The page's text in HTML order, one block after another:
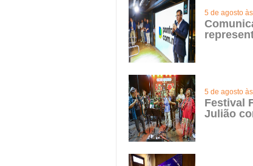
5 de agosto
5 de agosto
Festival
Julião